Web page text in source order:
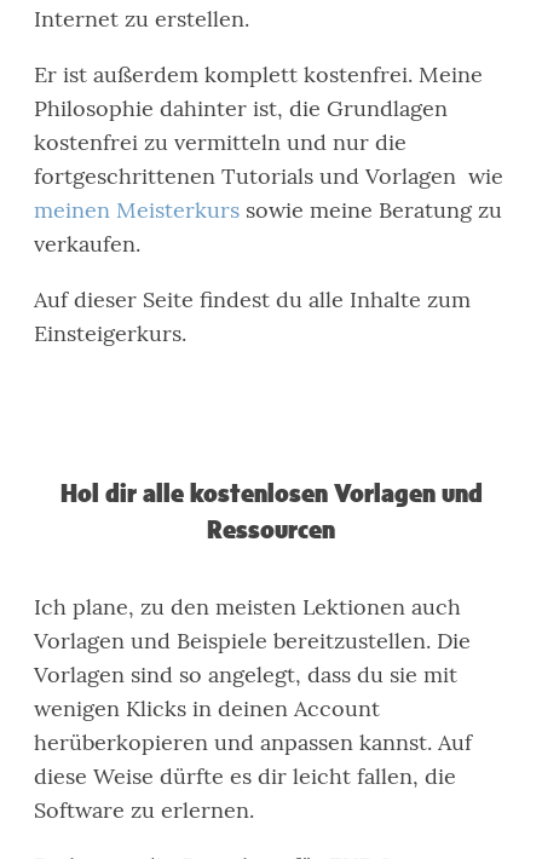
Internet zu erstellen.
Er ist außerdem komplett kostenfrei. Meine
Philosophie dahinter ist, die Grundlagen
kostenfrei zu vermitteln und nur die
fortgeschrittenen Tutorials und Vorlagen wie
meinen Meisterkurs sowie meine Beratung zu
verkaufen.
Auf dieser Seite findest du alle Inhalte zum
Einsteigerkurs.
Hol dir alle kostenlosen Vorlagen und
Ressourcen
Ich plane, zu den meisten Lektionen auch
Vorlagen und Beispiele bereitzustellen. Die
Vorlagen sind so angelegt, dass du sie mit
wenigen Klicks in deinen Account
herüberkopieren und anpassen kannst. Auf
diese Weise dürfte es dir leicht fallen, die
Software zu erlernen.